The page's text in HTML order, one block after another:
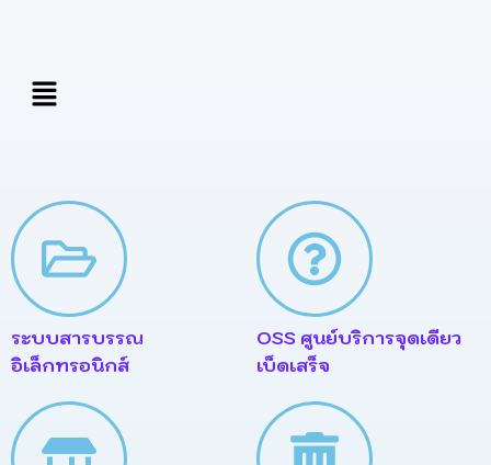
เมนู
ระบบสารบรรณ
อิเล็กทรอนิกส์
OSS ศูนย์บริการจุดเดียว
เบ็ดเสร็จ